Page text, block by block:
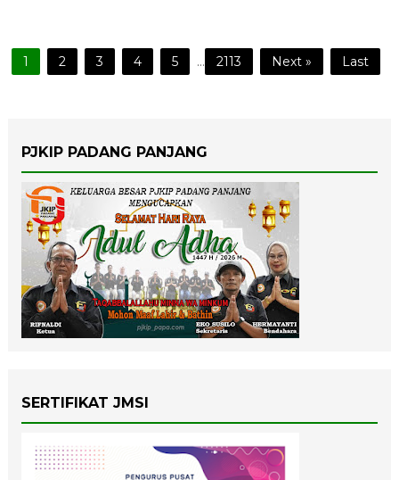
1 2 3 4 5 ... 2113 Next » Last
PJKIP PADANG PANJANG
SERTIFIKAT JMSI